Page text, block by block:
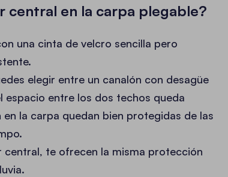
central en la carpa plegable?
una cinta de velcro sencilla pero
elegir entre un canalón con desagüe
espacio entre los dos techos queda
la carpa quedan bien protegidas de las
central, te ofrecen la misma protección